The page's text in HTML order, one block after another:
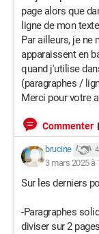
page alors que
ligne de mon
Par ailleurs, je ne
apparaissent en
quand j'utilise
(paragraphes /
Merci pour votre
Commenter
brucine
3 mars 2025 à
Sur les derniers
-Paragraphes
diviser sur 2